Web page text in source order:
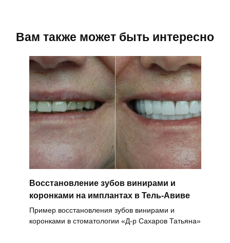
Вам также может быть интересно
Восстановление зубов винирами и
коронками на имплантах в Тель-Авиве
Пример восстановления зубов винирами и
коронками в стоматологии «Д-р Сахаров Татьяна»